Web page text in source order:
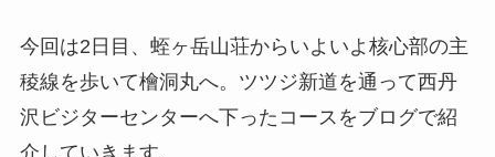
今回は2日目、蛭ヶ岳山荘からいよいよ核心部の主
稜線を歩いて檜洞丸へ。ツツジ新道を通って西丹
沢ビジターセンターへ下ったコースをブログで紹
介していきます。